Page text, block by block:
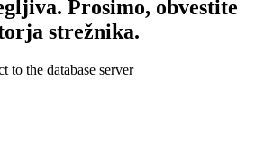
Prosimo, obvestite
strežnika.
to the database server